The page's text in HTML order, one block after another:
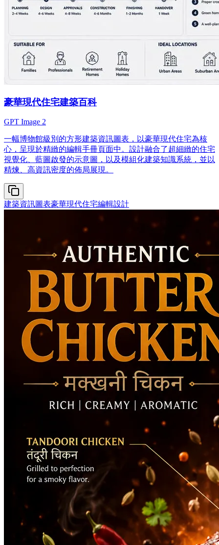
豪華現代住宅建築百科
GPT Image 2
一幅博物館級別的方形建築資訊圖表，以豪華現代住宅為核
心，呈現於精緻的編輯手冊頁面中。設計融合了超細緻的住宅
視覺化、藍圖啟發的示意圖，以及模組化建築知識系統，並以
精煉、高資訊密度的佈局展現。
建築資訊圖表豪華現代住宅編輯設計